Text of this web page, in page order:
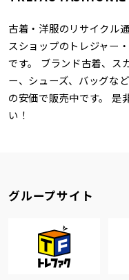
古着・洋服のリサイクル
スショップのトレジャー
です。 ブランド古着、ス
ー、シューズ、バッグな
の安価で販売中です。 是
い！
グループサイト